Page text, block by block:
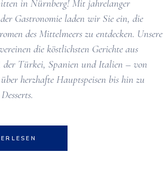
in Nürnberg! Mit jahrelanger
Gastronomie laden wir Sie ein, die
des Mittelmeers zu entdecken. Unsere
die köstlichsten Gerichte aus
der Türkei, Spanien und Italien – von
herzhafte Hauptspeisen bis hin zu